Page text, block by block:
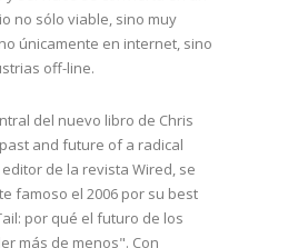
no sólo viable, sino muy
únicamente en internet, sino
off-line.
del nuevo libro de Chris
and future of a radical
de la revista Wired, se
famoso el 2006 por su best
por qué el futuro de los
más de menos". Con